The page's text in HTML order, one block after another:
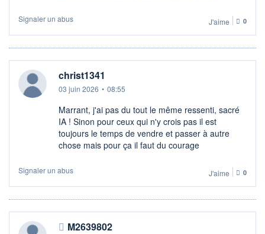
Signaler un abus J'aime 0
christ1341
03 juin 2026 • 08:55
Marrant, j'ai pas du tout le même ressenti, sacré
IA ! Sinon pour ceux qui n'y crois pas il est
toujours le temps de vendre et passer à autre
chose mais pour ça il faut du courage
Signaler un abus J'aime 0
M2639802